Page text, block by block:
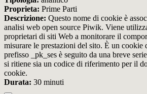
Proprieta: Prime Parti
Descrizione: Questo nome di cookie è
analisi web open source Piwik. Viene
proprietari di siti Web a monitorare il
misurare le prestazioni del sito. È un
prefisso _pk_ses è seguito da una breve
si ritiene sia un codice di riferimento per il
cookie.
Durata: 30 minuti